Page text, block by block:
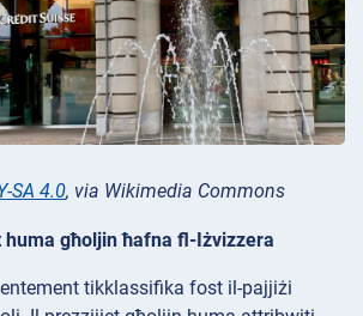
SA 4.0, via Wikimedia Commons
huma għoljin ħafna fl-Iżvizzera
tikklassifika fost il-pajjiżi